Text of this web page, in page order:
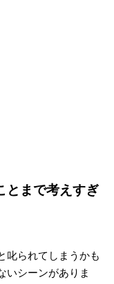
とまで考えすぎ
叱られてしまうかも
いシーンがありま